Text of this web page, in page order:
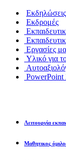
Εκδηλώσεις
Εκδρομές
Εργασίες
Υλικό για
PowerPoint
Λειτουργία
Μαθητικος